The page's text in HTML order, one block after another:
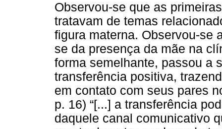
Observou-se que as
tratavam de temas
figura materna. Observou-se
se da presença da mãe na
forma semelhante, passou a
transferência positiva,
em contato com seus pares
p. 16) “[...] a transferência
daquele canal comunicativo